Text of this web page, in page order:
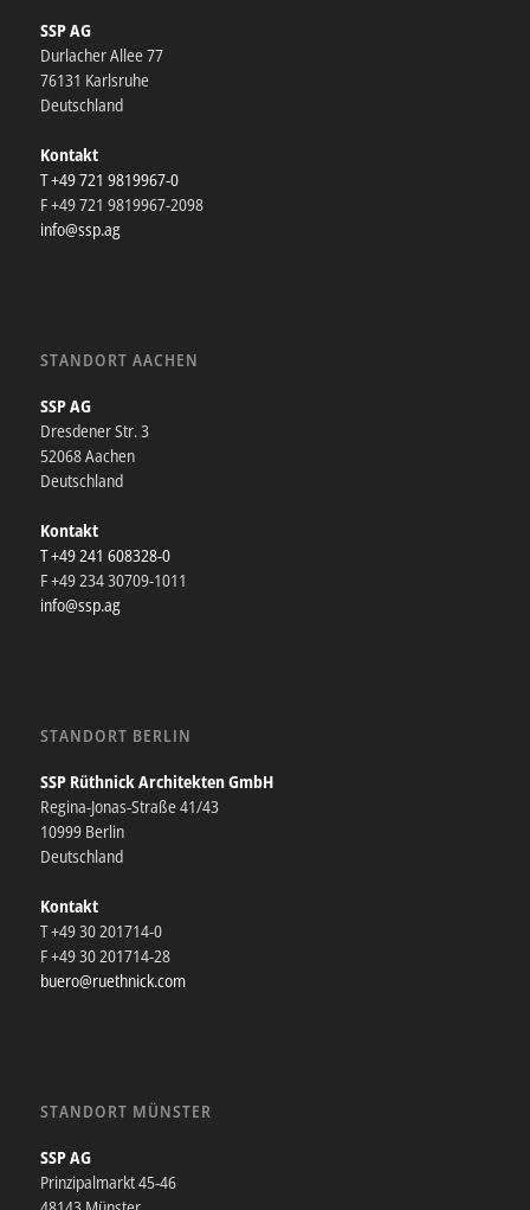
SSP AG
Durlacher Allee 77
76131 Karlsruhe
Deutschland
Kontakt
T +49 721 9819967-0
F +49 721 9819967-2098
info@ssp.ag
STANDORT AACHEN
SSP AG
Dresdener Str. 3
52068 Aachen
Deutschland
Kontakt
T +49 241 608328-0
F +49 234 30709-1011
info@ssp.ag
STANDORT BERLIN
SSP Rüthnick Architekten GmbH
Regina-Jonas-Straße 41/43
10999 Berlin
Deutschland
Kontakt
T +49 30 201714-0
F +49 30 201714-28
buero@ruethnick.com
STANDORT MÜNSTER
SSP AG
Prinzipalmarkt 45-46